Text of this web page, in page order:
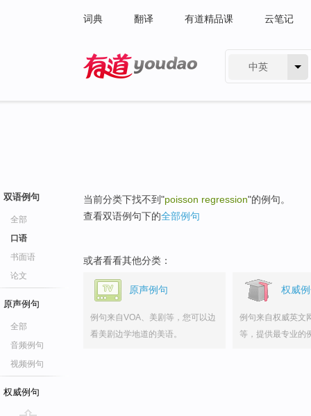
词典 翻译 有道精品课 云笔记
中英
双语例句
全部
口语
书面语
论文
原声例句
全部
音频例句
视频例句
权威例句
当前分类下找不到"poisson regression"的例句。
查看双语例句下的全部例句
或者看看其他分类：
原声例句
例句来自VOA、美剧等，您可以边
看美剧边学地道的美语。
权威
例句来自权威英文
等，提供最专业的